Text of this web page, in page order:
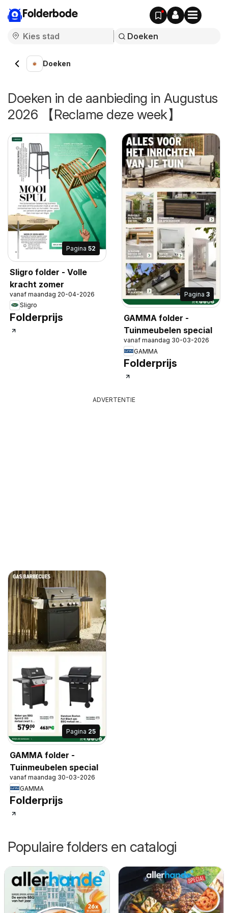
Folderbode
Doeken
Doeken in de aanbieding in Augustus
2026 【Reclame deze week】
Pagina 52
Sligro folder - Volle
kracht zomer
vanaf maandag 20-04-2026
Sligro
Folderprijs
Pagina 3
GAMMA folder -
Tuinmeubelen special
vanaf maandag 30-03-2026
GAMMA
Folderprijs
ADVERTENTIE
Pagina 25
GAMMA folder -
Tuinmeubelen special
vanaf maandag 30-03-2026
GAMMA
Folderprijs
Populaire folders en catalogi